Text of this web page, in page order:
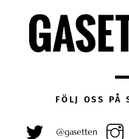
FÖLJ OSS PÅ
@gasetten